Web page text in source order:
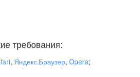
требования:
, Яндекс.Браузер, Opera;